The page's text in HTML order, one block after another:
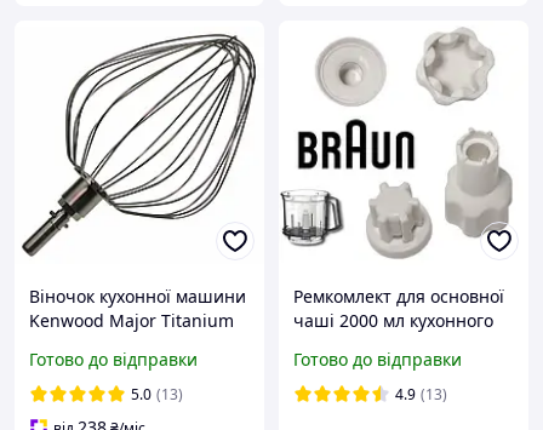
Віночок кухонної машини
Kenwood Major Titanium
(KW717152) 9 спиць
Готово до відправки
5.0 (13)
Ремкомлект для основної
чаші 2000 мл кухонного
K700 K750 FX3030
Готово до відправки
4.9 (13)